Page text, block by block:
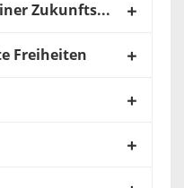
Gestaltungsfreiheit in einer Zukunftsbranche
Freiheiten